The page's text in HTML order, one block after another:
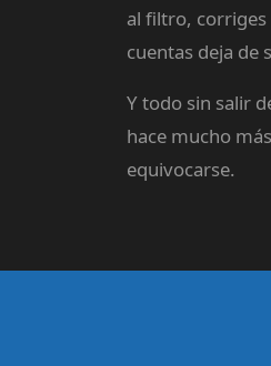
al filtro, corriges
cuentas deja de
Y todo sin salir
hace mucho
equivocarse.